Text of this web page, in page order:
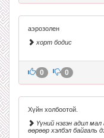
аэрозолен
хорт бодис
0 0
Хүйн холбоотой.
Үүний нэгэн адил
өөрөөр хэлбэл байгаль